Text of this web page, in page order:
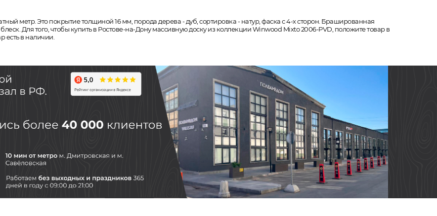
метр. Это покрытие толщиной 16 мм, порода дерева - дуб, сортировка - натур, фаска с 4-х сторон. Брашированная
Для того, чтобы купить в Ростове-на-Дону массивную доску из коллекции Winwood Mixto 2006-PVD, положите товар в
есть в наличии.